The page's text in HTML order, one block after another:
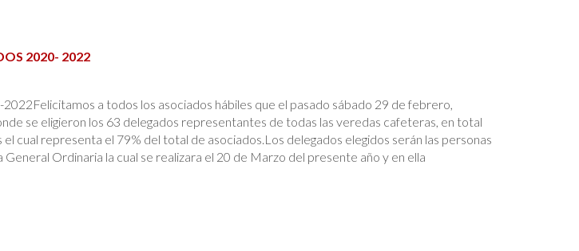
2020- 2022
a todos los asociados hábiles que el pasado sábado 29 de febrero,
se eligieron los 63 delegados representantes de todas las veredas cafeteras, en total
cual representa el 79% del total de asociados.Los delegados elegidos serán las personas
Ordinaria la cual se realizara el 20 de Marzo del presente año y en ella